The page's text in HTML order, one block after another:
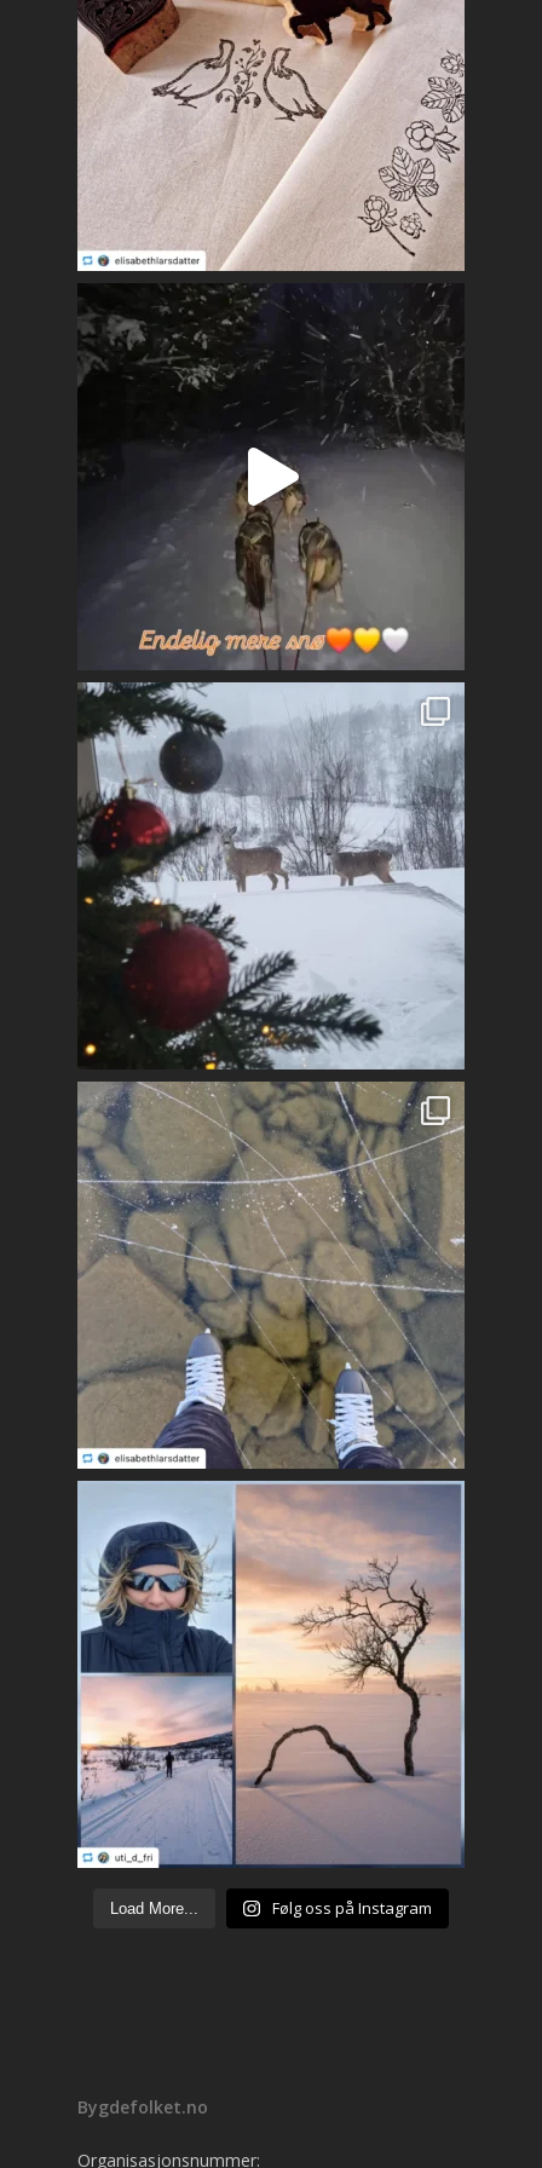
Load More... Følg oss på Instagram
Bygdefolket.no
Organisasjonsnummer:
Kalender
Lag og foreninger
Praktisk info
Kontakt
Mest populært siste